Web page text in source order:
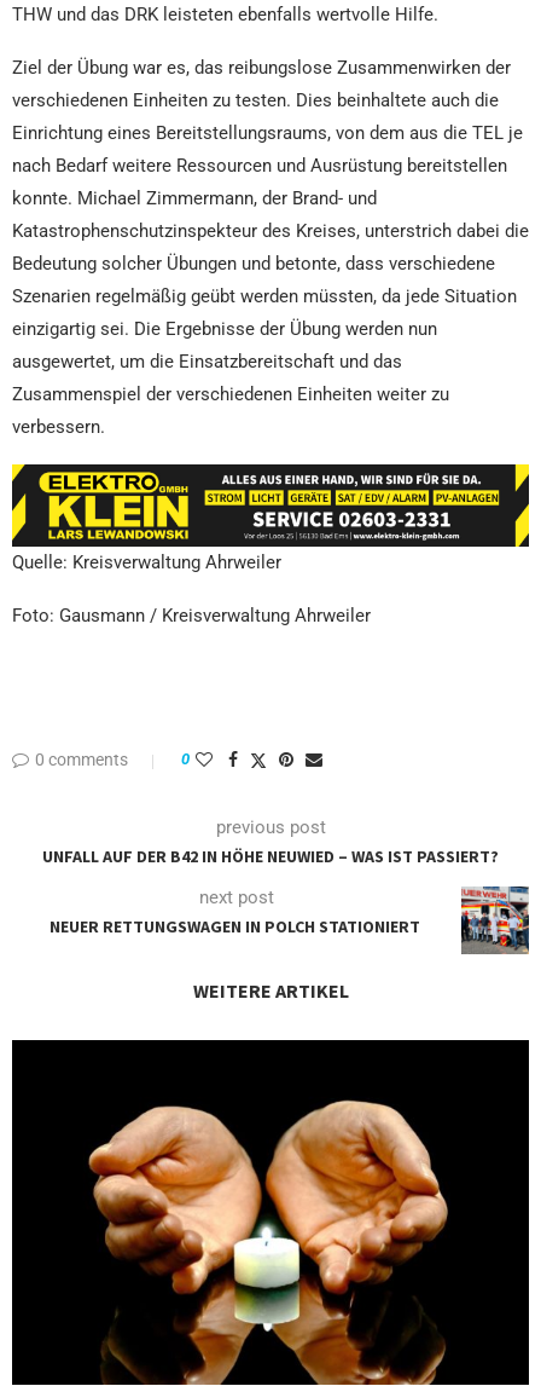
THW und das DRK leisteten ebenfalls wertvolle Hilfe.
Ziel der Übung war es, das reibungslose Zusammenwirken der
verschiedenen Einheiten zu testen. Dies beinhaltete auch die
Einrichtung eines Bereitstellungsraums, von dem aus die TEL je
nach Bedarf weitere Ressourcen und Ausrüstung bereitstellen
konnte. Michael Zimmermann, der Brand- und
Katastrophenschutzinspekteur des Kreises, unterstrich dabei die
Bedeutung solcher Übungen und betonte, dass verschiedene
Szenarien regelmäßig geübt werden müssten, da jede Situation
einzigartig sei. Die Ergebnisse der Übung werden nun
ausgewertet, um die Einsatzbereitschaft und das
Zusammenspiel der verschiedenen Einheiten weiter zu
verbessern.
Quelle: Kreisverwaltung Ahrweiler
Foto: Gausmann / Kreisverwaltung Ahrweiler
0 comments 0
previous post
UNFALL AUF DER B42 IN HÖHE NEUWIED – WAS IST PASSIERT?
next post
NEUER RETTUNGSWAGEN IN POLCH STATIONIERT
WEITERE ARTIKEL